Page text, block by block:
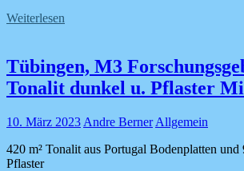
Weiterlesen
Tübingen, M3
Tonalit dunkel u. Pflaster
10. März 2023 Andre Berner Allgemein
420 m² Tonalit aus Portugal Bodenplatten und
Pflaster